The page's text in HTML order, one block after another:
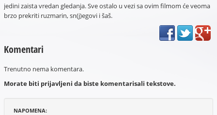
jedini zaista vredan gledanja. Sve ostalo u vezi sa ovim filmom će veoma
brzo prekriti ruzmarin, sn(j)egovi i šaš.
Komentari
Trenutno nema komentara.
Morate biti prijavljeni da biste komentarisali tekstove.
NAPOMENA: